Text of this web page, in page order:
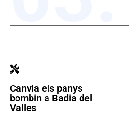
Canvia els panys
bombin a Badia del
Valles